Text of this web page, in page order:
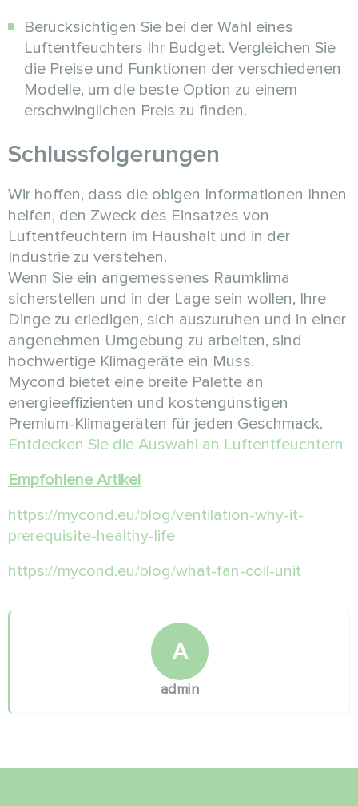
Berücksichtigen Sie bei der Wahl eines
Luftentfeuchters Ihr Budget. Vergleichen Sie
die Preise und Funktionen der verschiedenen
Modelle, um die beste Option zu einem
erschwinglichen Preis zu finden.
Schlussfolgerungen
Wir hoffen, dass die obigen Informationen Ihnen
helfen, den Zweck des Einsatzes von
Luftentfeuchtern im Haushalt und in der
Industrie zu verstehen.
Wenn Sie ein angemessenes Raumklima
sicherstellen und in der Lage sein wollen, Ihre
Dinge zu erledigen, sich auszuruhen und in einer
angenehmen Umgebung zu arbeiten, sind
hochwertige Klimageräte ein Muss.
Mycond bietet eine breite Palette an
energieeffizienten und kostengünstigen
Premium-Klimageräten für jeden Geschmack.
Entdecken Sie die Auswahl an Luftentfeuchtern
Empfohlene Artikel
https://mycond.eu/blog/ventilation-why-it-
prerequisite-healthy-life
https://mycond.eu/blog/what-fan-coil-unit
A
admin